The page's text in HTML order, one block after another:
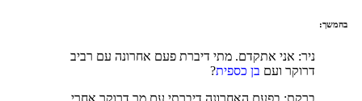
בהמשך:
ניר: אני אתקדם. מתי דיברת פעם אחרונה עם רביב
דרוקר ועם בן כספית?
ברקת: בפעם האחרונה דיברתי עם מר דרוקר אחרי